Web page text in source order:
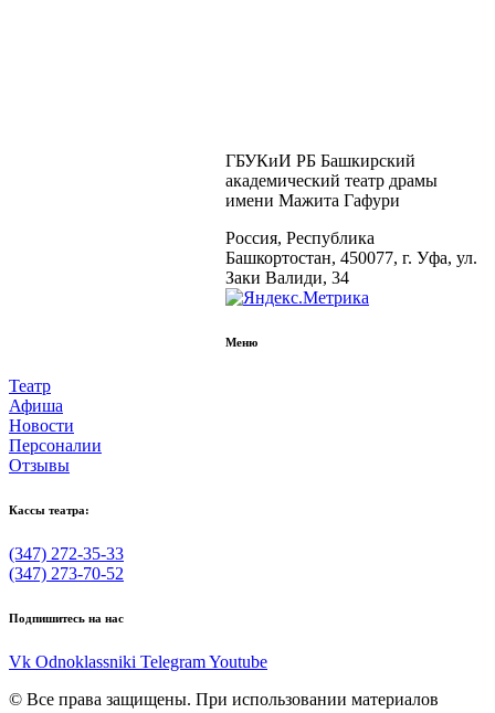
ГБУКиИ РБ Башкирский
академический театр драмы
имени Мажита Гафури
Россия, Республика
Башкортостан, 450077, г. Уфа, ул.
Заки Валиди, 34
Меню
Театр
Афиша
Новости
Персоналии
Отзывы
Кассы театра:
(347) 272-35-33
(347) 273-70-52
Подпишитесь на нас
Vk Odnoklassniki TelegramYoutube
© Все права защищены. При использовании материалов